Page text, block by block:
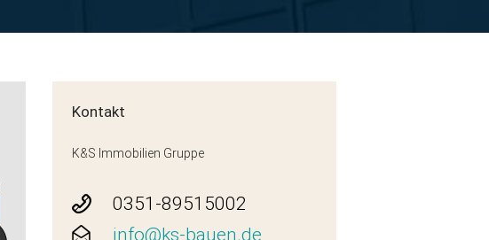
Kontakt
K&S Immobilien Gruppe
0351-89515002
info@ks-bauen.de